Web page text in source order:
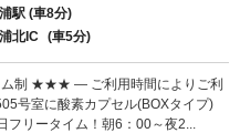
駅 (車8分)
北IC (車5分)
制 ★★★ ― ご利用時間によりご利
号室に酸素カプセル(BOXタイプ)
フリータイム！朝6：00～夜2...